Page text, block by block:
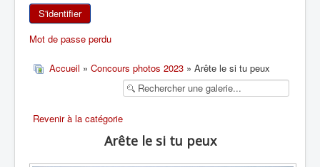
RANDONNÉE SPORTIVE
S'identifier
Mot de passe perdu
Accueil » Concours photos 2023 » Arête le si tu peux
Revenir à la catégorie
Arête le si tu peux